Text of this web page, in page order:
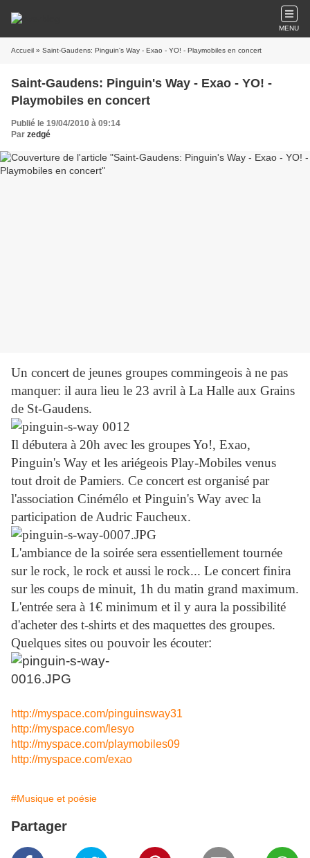
MENU
Accueil » Saint-Gaudens: Pinguin's Way - Exao - YO! - Playmobiles en concert
Saint-Gaudens: Pinguin's Way - Exao - YO! -
Playmobiles en concert
Publié le 19/04/2010 à 09:14
Par zedgé
Un concert de jeunes groupes commingeois à ne pas
manquer: il aura lieu le 23 avril à La Halle aux Grains
de St-Gaudens.
Il débutera à 20h avec les groupes Yo!, Exao,
Pinguin's Way et les ariégeois Play-Mobiles venus
tout droit de Pamiers. Ce concert est organisé par
l'association Cinémélo et Pinguin's Way avec la
participation de Audric Faucheux.
L'ambiance de la soirée sera essentiellement tournée
sur le rock, le rock et aussi le rock... Le concert finira
sur les coups de minuit, 1h du matin grand maximum.
L'entrée sera à 1€ minimum et il y aura la possibilité
d'acheter des t-shirts et des maquettes des groupes.
Quelques sites ou pouvoir les écouter:
http://myspace.com/pinguinsway31
http://myspace.com/lesyo
http://myspace.com/playmobiles09
http://myspace.com/exao
#Musique et poésie
Partager